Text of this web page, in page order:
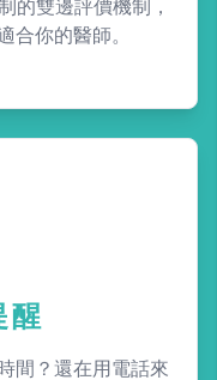
的雙邊評價機制，
合你的醫師。
醒
間？還在用電話來